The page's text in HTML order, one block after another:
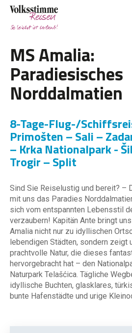
MS Amalia:
Paradiesisches
Norddalmatien
8-Tage-Flug-/
Primošten – Sali –
– Krka Nationalpark -
Trogir – Split
Sind Sie Reiselustig und bereit? –
mit uns das Paradies
sich vom entspannten Lebensstil
verzaubern! Kapitän Ante bringt
Amalia nicht nur zu idyllischen
lebendigen Städten, sondern zeigt
prachtvolle Natur, die dieses
hervorgebracht hat – den
Naturpark Telašćica. Tägliche
idyllische Buchten, glasklares,
bunte Hafenstädte und urige